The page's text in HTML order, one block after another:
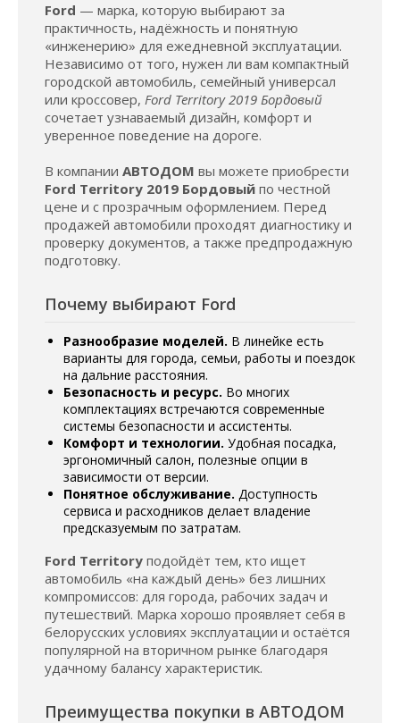
Ford — марка, которую выбирают за
практичность, надёжность и понятную
«инженерию» для ежедневной эксплуатации.
Независимо от того, нужен ли вам компактный
городской автомобиль, семейный универсал
или кроссовер, Ford Territory 2019 Бордовый
сочетает узнаваемый дизайн, комфорт и
уверенное поведение на дороге.
В компании АВТОДОМ вы можете приобрести
Ford Territory 2019 Бордовый по честной
цене и с прозрачным оформлением. Перед
продажей автомобили проходят диагностику и
проверку документов, а также предпродажную
подготовку.
Почему выбирают Ford
Разнообразие моделей. В линейке есть
варианты для города, семьи, работы и поездок
на дальние расстояния.
Безопасность и ресурс. Во многих
комплектациях встречаются современные
системы безопасности и ассистенты.
Комфорт и технологии. Удобная посадка,
эргономичный салон, полезные опции в
зависимости от версии.
Понятное обслуживание. Доступность
сервиса и расходников делает владение
предсказуемым по затратам.
Ford Territory подойдёт тем, кто ищет
автомобиль «на каждый день» без лишних
компромиссов: для города, рабочих задач и
путешествий. Марка хорошо проявляет себя в
белорусских условиях эксплуатации и остаётся
популярной на вторичном рынке благодаря
удачному балансу характеристик.
Преимущества покупки в АВТОДОМ